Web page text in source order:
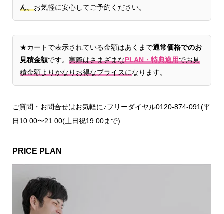
ん。お気軽に安心してご予約ください。
★カートで表示されている金額はあくまで通常価格でのお
見積金額です。 実際はさまざまなPLAN・特典適用でお見
積金額よりかなりお得なプライスになります。
ご質問・お問合せはお気軽に♪フリーダイヤル0120-874-091(平
日10:00〜21:00(土日祝19:00まで)
PRICE PLAN